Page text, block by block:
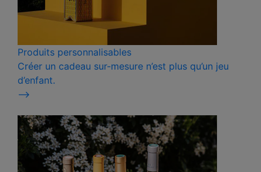
Produits personnalisables
Créer un cadeau sur-mesure n’est plus qu’un jeu
d’enfant.
⟶